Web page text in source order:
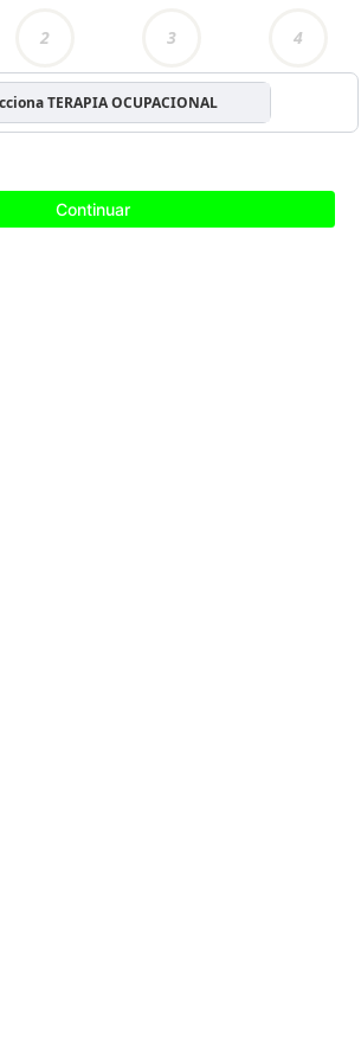
2 3 4
TERAPIA OCUPACIONAL
Continuar